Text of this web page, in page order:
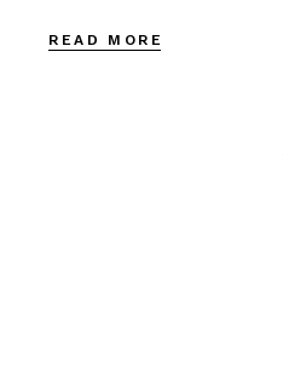
READ MORE